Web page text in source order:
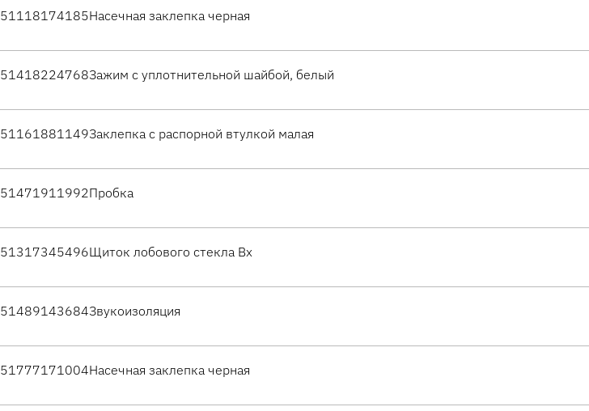
51118174185Насечная заклепка черная
51418224768Зажим с уплотнительной шайбой, белый
51161881149Заклепка с распорной втулкой малая
51471911992Пробка
51317345496Щиток лобового стекла Вх
51489143684Звукоизоляция
51777171004Насечная заклепка черная